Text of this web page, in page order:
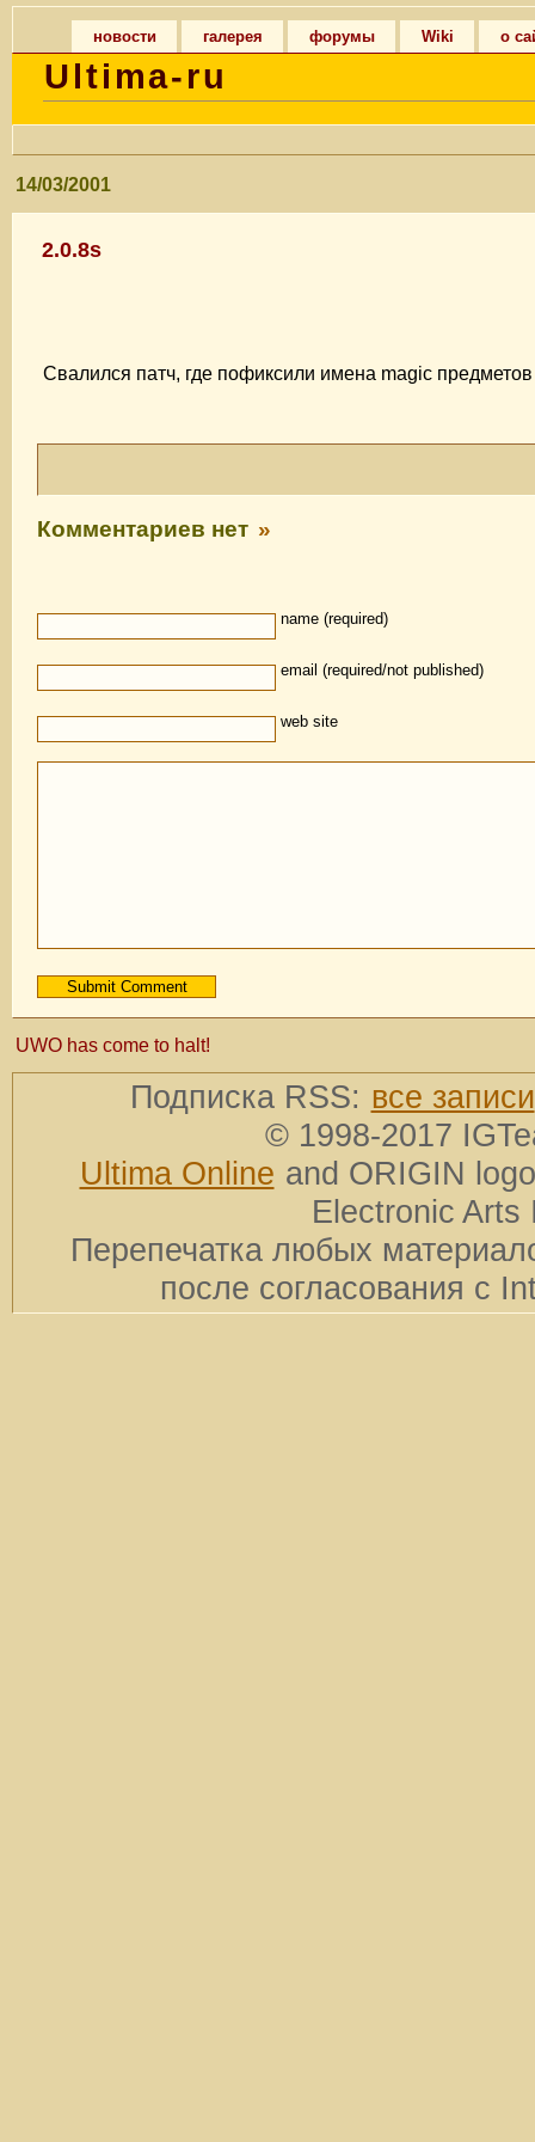
новости галерея форумы Wiki о
Ultima-ru
14/03/2001
2.0.8s
Свалился патч, где пофиксили имена magic
Комментариев нет »
name (required)
email (required/not published)
web site
UWO has come to halt!
Подписка RSS: все записи
© 1998-2017
Ultima Online and ORIGIN
Electronic Arts
Перепечатка любых
после согласования с